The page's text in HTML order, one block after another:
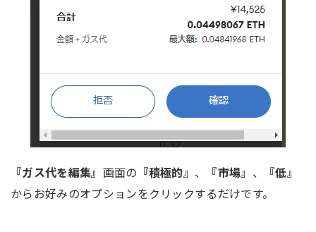
『ガス代を編集』 画面の 『積極的』 、 『市場』 、
『低』
からお好みのオプションをクリックするだけです。